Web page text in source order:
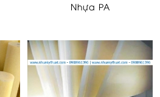
Nhựa PA